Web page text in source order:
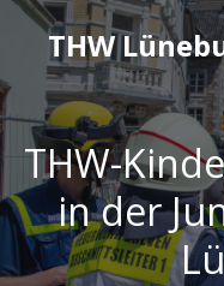
THW
THW-
in der